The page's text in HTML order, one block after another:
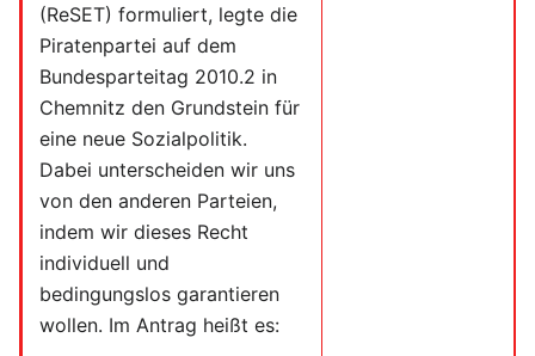
(ReSET) formuliert, legte die
Piratenpartei auf dem
Bundesparteitag 2010.2 in
Chemnitz den Grundstein für
eine neue Sozialpolitik.
Dabei unterscheiden wir uns
von den anderen Parteien,
indem wir dieses Recht
individuell und
bedingungslos garantieren
wollen. Im Antrag heißt es: